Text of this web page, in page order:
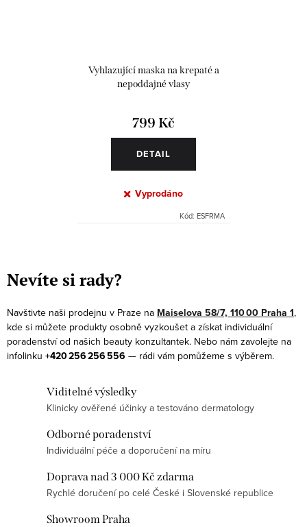
Vyhlazující maska na krepaté a
nepoddajné vlasy
799 Kč
DETAIL
Vyprodáno
Kód: ESFRMA
v
l
á
d
a
c
Nevíte si rady?
Navštivte naši prodejnu v Praze na Maiselova 58/7, 110 00 Praha 1,
kde si můžete produkty osobně vyzkoušet a získat individuální
poradenství od našich beauty konzultantek. Nebo nám zavolejte na
infolinku +420 256 256 556 — rádi vám pomůžeme s výběrem.
Viditelné výsledky
Klinicky ověřené účinky a testováno dermatology
Odborné poradenství
Individuální péče a doporučení na míru
Doprava nad 3 000 Kč zdarma
Rychlé doručení po celé České i Slovenské republice
Showroom Praha